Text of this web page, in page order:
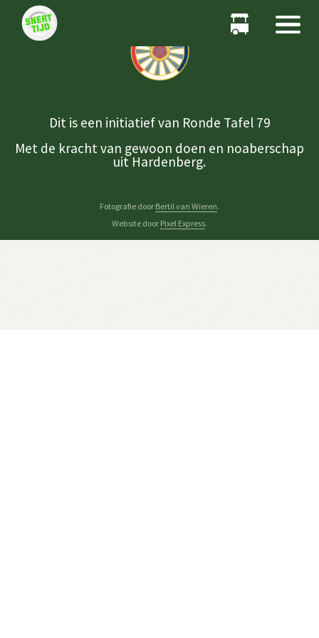
Dit is een initiatief van Ronde Tafel 79
Met de kracht van gewoon doen en noaberschap
uit Hardenberg.
Fotografie door Bertil van Wieren.
Website door Pixel Express.